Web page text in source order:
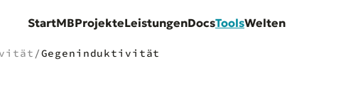
StartMBProjekteLeistungenDocsToolsWelten
/Gegeninduktivität